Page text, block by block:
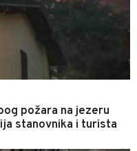
požara na jezeru
stanovnika i turista